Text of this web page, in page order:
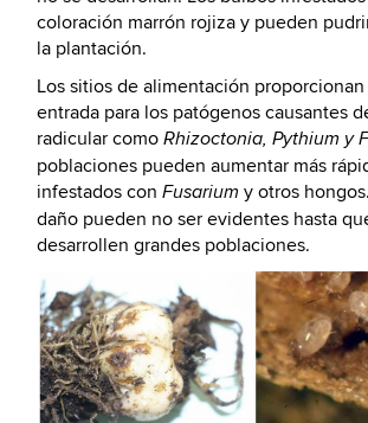
coloración marrón rojiza y pueden
la plantación.
Los sitios de alimentación
entrada para los patógenos causantes
radicular como Rhizoctonia, Pythium y
poblaciones pueden aumentar más
infestados con Fusarium y otros
daño pueden no ser evidentes hasta
desarrollen grandes poblaciones.